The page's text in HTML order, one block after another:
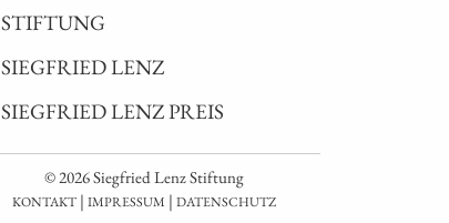
STIFTUNG
SIEGFRIED LENZ
SIEGFRIED LENZ PREIS
© 2026 Siegfried Lenz Stiftung
KONTAKT| IMPRESSUM | DATENSCHUTZ